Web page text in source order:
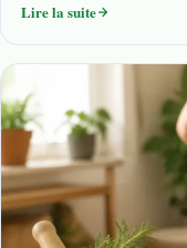
Lire la suite